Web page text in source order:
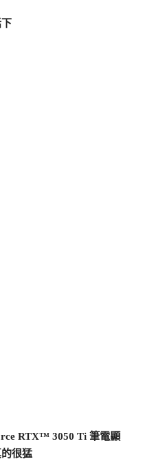
RTX™ 3050 Ti 筆電顯
很猛